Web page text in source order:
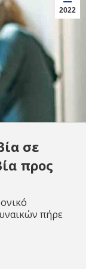
2022
σε
προς
πήρε